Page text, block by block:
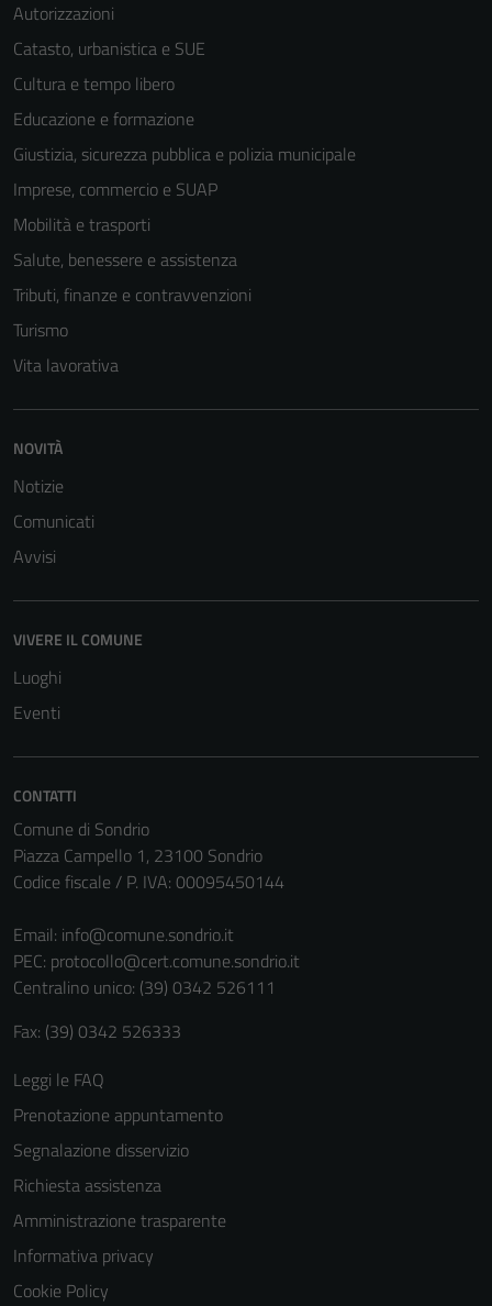
Autorizzazioni
Catasto, urbanistica e SUE
Cultura e tempo libero
Educazione e formazione
Giustizia, sicurezza pubblica e polizia municipale
Imprese, commercio e SUAP
Mobilità e trasporti
Salute, benessere e assistenza
Tributi, finanze e contravvenzioni
Turismo
Vita lavorativa
NOVITÀ
Notizie
Comunicati
Avvisi
VIVERE IL COMUNE
Luoghi
Eventi
CONTATTI
Comune di Sondrio
Piazza Campello 1, 23100 Sondrio
Codice fiscale / P. IVA: 00095450144
Email: info@comune.sondrio.it
PEC: protocollo@cert.comune.sondrio.it
Centralino unico: (39) 0342 526111
Fax: (39) 0342 526333
Leggi le FAQ
Prenotazione appuntamento
Segnalazione disservizio
Richiesta assistenza
Amministrazione trasparente
Informativa privacy
Cookie Policy
Questi cookie
essere
personali.